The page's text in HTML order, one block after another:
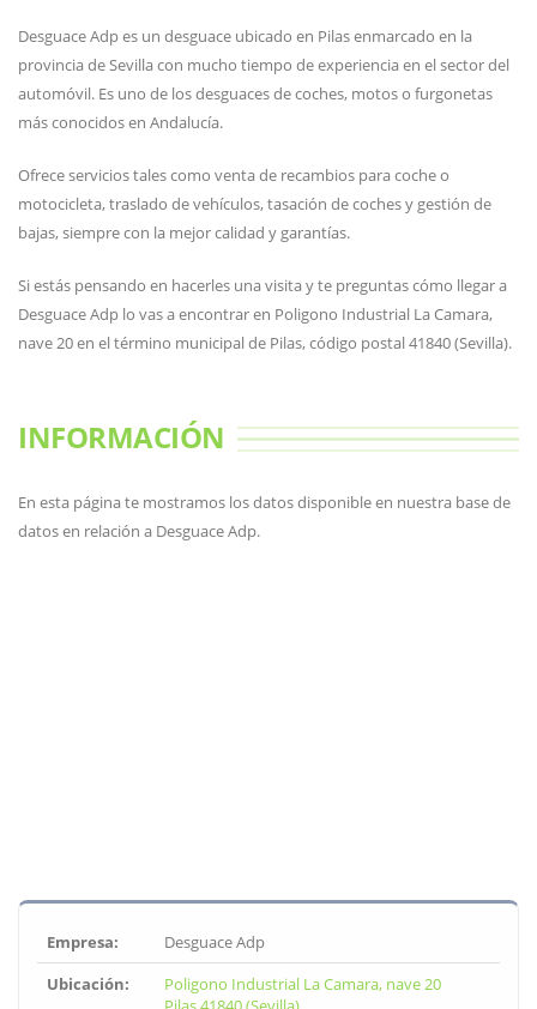
Desguace Adp es un desguace ubicado en Pilas enmarcado en la
provincia de Sevilla con mucho tiempo de experiencia en el sector del
automóvil. Es uno de los desguaces de coches, motos o furgonetas
más conocidos en Andalucía.
Ofrece servicios tales como venta de recambios para coche o
motocicleta, traslado de vehículos, tasación de coches y gestión de
bajas, siempre con la mejor calidad y garantías.
Si estás pensando en hacerles una visita y te preguntas cómo llegar a
Desguace Adp lo vas a encontrar en Poligono Industrial La Camara,
nave 20 en el término municipal de Pilas, código postal 41840 (Sevilla).
INFORMACIÓN
En esta página te mostramos los datos disponible en nuestra base de
datos en relación a Desguace Adp.
Empresa:
Desguace Adp
Ubicación:
Poligono Industrial La Camara, nave 20